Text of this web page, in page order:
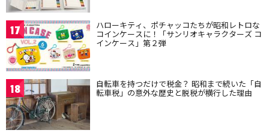
17 ハローキティ、ポチャッコたちが昭和レトロな
コインケースに！「サンリオキャラクターズ コ
インケース」第２弾
18 自転車を持つだけで税金？ 昭和まで続いた「自
転車税」の意外な歴史と脱税が横行した理由